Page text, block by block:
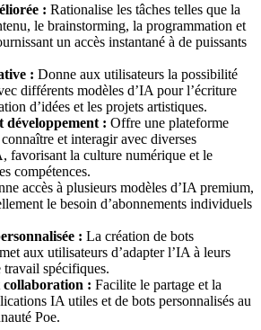
: Rationalise les tâches telles que la
le brainstorming, la programmation et
un accès instantané à de puissants
: Donne aux utilisateurs la possibilité
différents modèles d’IA pour l’écriture
d’idées et les projets artistiques.
développement : Offre une plateforme
et interagir avec diverses
favorisant la culture numérique et le
compétences.
accès à plusieurs modèles d’IA premium,
le besoin d’abonnements individuels
: La création de bots
aux utilisateurs d’adapter l’IA à leurs
spécifiques.
collaboration : Facilite le partage et la
IA utiles et de bots personnalisés au
Poe.